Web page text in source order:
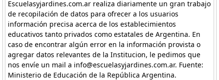
Escuelasyjardines.com.ar realiza diariamente un gran trabajo
de recopilación de datos para ofrecer a los usuarios
información precisa acerca de los establecimientos
educativos tanto privados como estatales de Argentina. En
caso de encontrar algún error en la información provista o
agregar datos relevantes de la Institucion, le pedimos que
nos envíe un mail a info@escuelasyjardines.com.ar. Fuente:
Ministerio de Educación de la República Argentina.